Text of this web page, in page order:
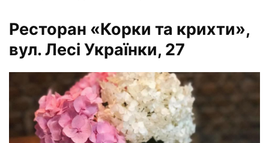
Ресторан «Корки та крихти»,
вул. Лесі Українки, 27